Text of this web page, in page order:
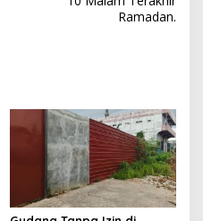
Ramadan.